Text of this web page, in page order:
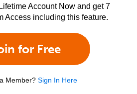
Account Now and get 7
Access including this feature.
for Free
Member? Sign In Here